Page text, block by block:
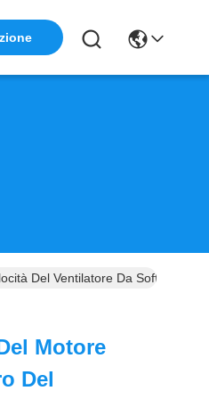
Del Ventilatore Da Soffitto 3
Motore
Del